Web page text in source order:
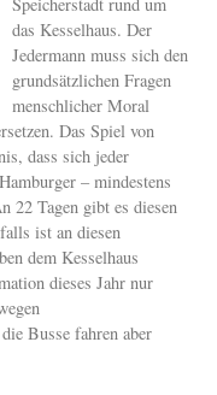
das Kesselhaus. Der
Jedermann muss sich den
grundsätzlichen Fragen
menschlicher Moral
Das Spiel von
dass sich jeder
– mindestens
22 Tagen gibt es diesen
ist an diesen
dem Kesselhaus
dieses Jahr nur
Busse fahren aber